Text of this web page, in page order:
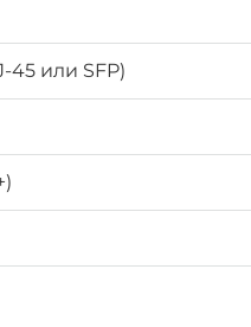
45 или SFP)